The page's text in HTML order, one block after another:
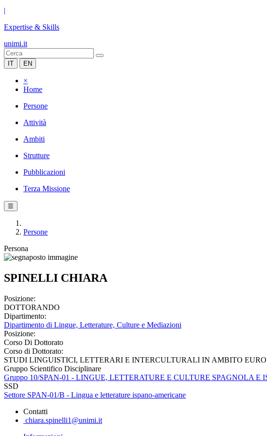
|
Expertise & Skills
unimi.it
IT EN
×
Home
Persone
Attività
Ambiti
Strutture
Pubblicazioni
Terza Missione
☰
Persone
Persona
SPINELLI CHIARA
Posizione:
DOTTORANDO
Dipartimento:
Dipartimento di Lingue, Letterature, Culture e Mediazioni
Posizione:
Corso Di Dottorato
Corso di Dottorato:
STUDI LINGUISTICI, LETTERARI E INTERCULTURALI IN AMBITO
Gruppo Scientifico Disciplinare
Gruppo 10/SPAN-01 - LINGUE, LETTERATURE E CULTURE SPAGNOLA E
SSD
Settore SPAN-01/B - Lingua e letterature ispano-americane
Contatti
chiara.spinelli1@unimi.it